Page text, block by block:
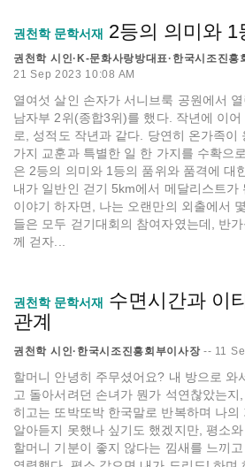
권천학 문학서재 2등의 의미와 1
권천학 시인·K-문화사랑방대표·한국시조진흥
21 Sep 2023 10:08 AM
열여섯 살인 손자가 서니브룩 공원에서
남자부 2위(종합3위)를 했다. 작년에 이
로, 성적도 작년과 같다. 당연히 온가족이
가지 교훈과 특별한 일 한 가지를 수확으
은 2등의 의미와 1등의 품위와 품격에 대
내가 일반인 걷기 5km에서 메달리스트가
이야기 하자면, 나는 오랜만의 외출에서
들은 모두 걷기대회의 참여자였는데, 반
께 걷자...
권천학 문학서재
수면시간과 이
관계
권천학 시인·한국시조진흥회부이사장-- 11
할머니 안녕히 주무셨어요? 내 방으로 와
고 돌아서려던 손녀가 뭔가 석연찮았는
히고는 또박또박 한국말로 반복하며 나
알아듣지 못했나 싶기도 했겠지만, 평소
할머니 기분이 좋지 않다는 낌새를 느끼